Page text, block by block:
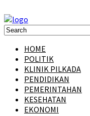
HOME
POLITIK
KLINIK PILKADA
PENDIDIKAN
PEMERINTAHAN
KESEHATAN
EKONOMI